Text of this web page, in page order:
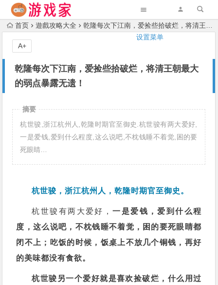
设置菜单
首页 遊戲攻略大全 乾隆每次下江南，爱捡些拾破烂，将清王朝最大的弱点暴露无遗！
乾隆每次下江南，爱捡些拾破烂，将清王朝最大
的弱点暴露无遗！
A+
摘要
杭世骏,浙江杭州人,乾隆时期官至御史.杭世骏有两大爱好,
一是爱钱,爱到什么程度,这么说吧,不枕钱睡不着觉,困的要
死眼睛…
杭世骏，浙江杭州人，乾隆时期官至御史。
杭世骏有两大爱好，一是爱钱，爱到什么程
度，这么说吧，不枕钱睡不着觉，困的要死眼睛都
闭不上；吃饭的时候，饭桌上不放几个铜钱，再好
的美味都没有食欲。
杭世骏另一个爱好就是喜欢捡破烂，什么用过